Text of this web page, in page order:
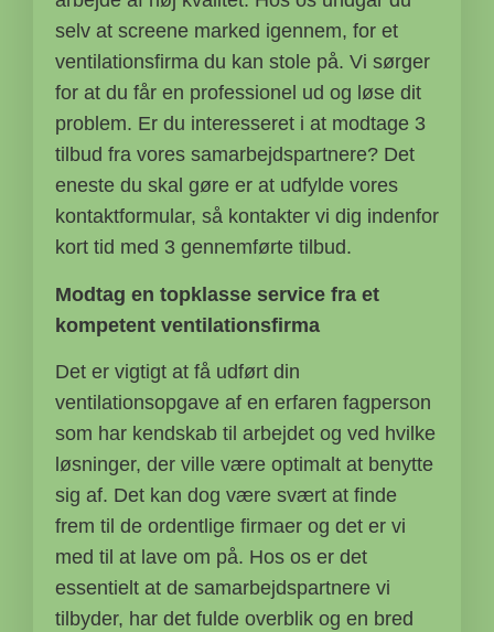
selv at screene marked igennem, for et
ventilationsfirma du kan stole på. Vi sørger
for at du får en professionel ud og løse dit
problem. Er du interesseret i at modtage 3
tilbud fra vores samarbejdspartnere? Det
eneste du skal gøre er at udfylde vores
kontaktformular, så kontakter vi dig indenfor
kort tid med 3 gennemførte tilbud.
Modtag en topklasse service fra et
kompetent ventilationsfirma
Det er vigtigt at få udført din
ventilationsopgave af en erfaren fagperson
som har kendskab til arbejdet og ved hvilke
løsninger, der ville være optimalt at benytte
sig af. Det kan dog være svært at finde
frem til de ordentlige firmaer og det er vi
med til at lave om på. Hos os er det
essentielt at de samarbejdspartnere vi
tilbyder, har det fulde overblik og en bred